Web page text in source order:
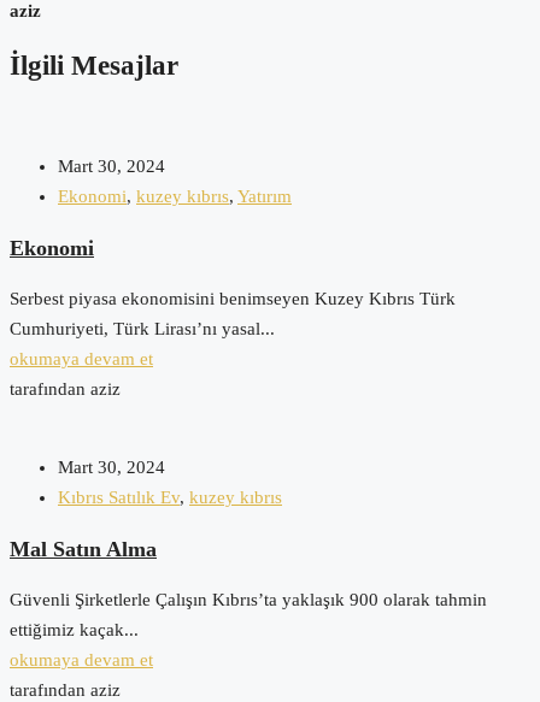
aziz
İlgili Mesajlar
Mart 30, 2024
Ekonomi, kuzey kıbrıs, Yatırım
Ekonomi
Serbest piyasa ekonomisini benimseyen Kuzey Kıbrıs Türk
Cumhuriyeti, Türk Lirası’nı yasal...
okumaya devam et
tarafından aziz
Mart 30, 2024
Kıbrıs Satılık Ev, kuzey kıbrıs
Mal Satın Alma
Güvenli Şirketlerle Çalışın Kıbrıs’ta yaklaşık 900 olarak tahmin
ettiğimiz kaçak...
okumaya devam et
tarafından aziz